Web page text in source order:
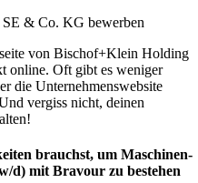
& Co. KG bewerben
von Bischof+Klein Holding
online. Oft gibt es weniger
die Unternehmenswebsite
vergiss nicht, deinen
brauchst, um Maschinen-
d) mit Bravour zu bestehen